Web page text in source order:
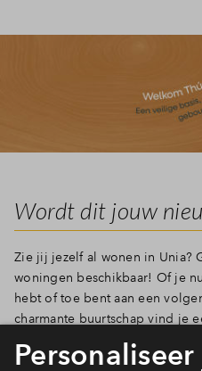
Wordt dit jouw
Zie jij jezelf al wonen in Unia?
woningen beschikbaar! Of je
hebt of toe bent aan een
charmante buurtschap vind je